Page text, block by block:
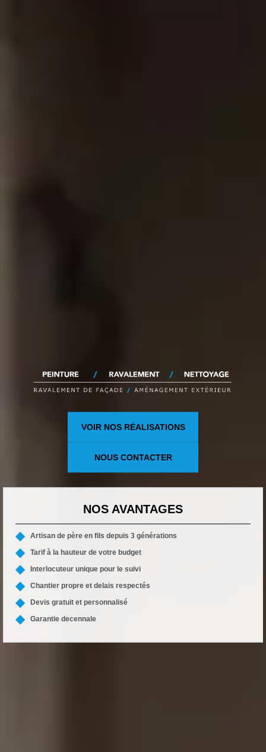
VOIR NOS RÉALISATIONS
NOUS CONTACTER
NOS AVANTAGES
Artisan de père en fils depuis 3 générations
Tarif à la hauteur de votre budget
Interlocuteur unique pour le suivi
Chantier propre et delais respectés
Devis gratuit et personnalisé
Garantie decennale